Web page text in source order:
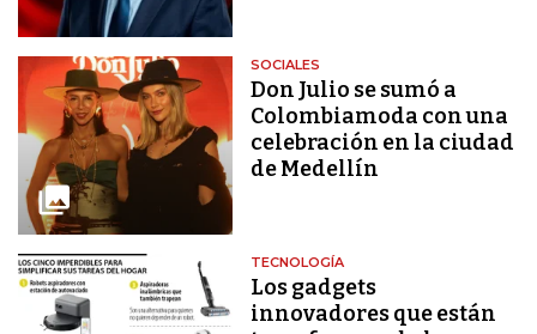
SOCIALES
Don Julio se sumó a
Colombiamoda con una
celebración en la ciudad
de Medellín
TECNOLOGÍA
Los gadgets
innovadores que están